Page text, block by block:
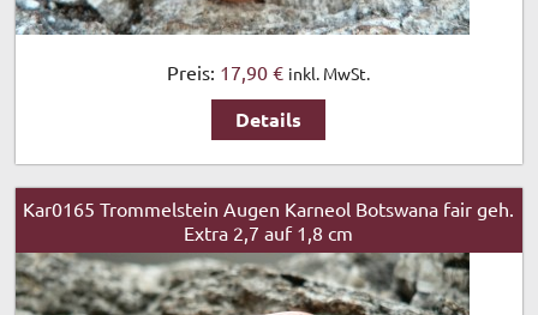
Preis: 17,90 € inkl. MwSt.
Details
Kar0165 Trommelstein Augen Karneol Botswana fair geh.
Extra 2,7 auf 1,8 cm